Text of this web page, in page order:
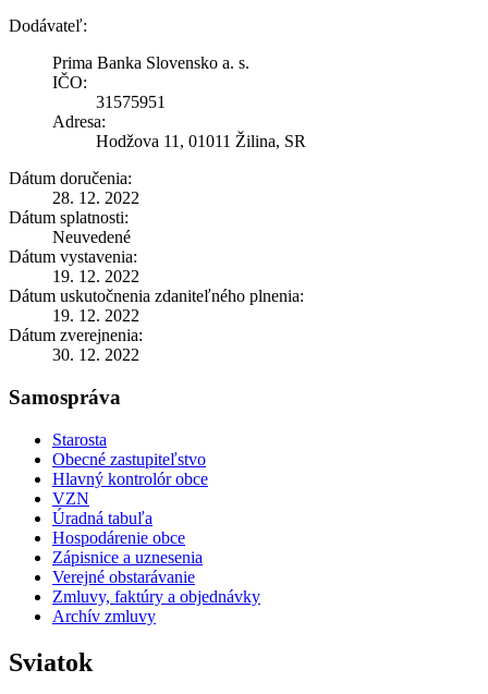
Dodávateľ:
Prima Banka Slovensko a. s.
IČO:
31575951
Adresa:
Hodžova 11, 01011 Žilina, SR
Dátum doručenia:
28. 12. 2022
Dátum splatnosti:
Neuvedené
Dátum vystavenia:
19. 12. 2022
Dátum uskutočnenia zdaniteľného plnenia:
19. 12. 2022
Dátum zverejnenia:
30. 12. 2022
Samospráva
Starosta
Obecné zastupiteľstvo
Hlavný kontrolór obce
VZN
Úradná tabuľa
Hospodárenie obce
Zápisnice a uznesenia
Verejné obstarávanie
Zmluvy, faktúry a objednávky
Archív zmluvy
Sviatok